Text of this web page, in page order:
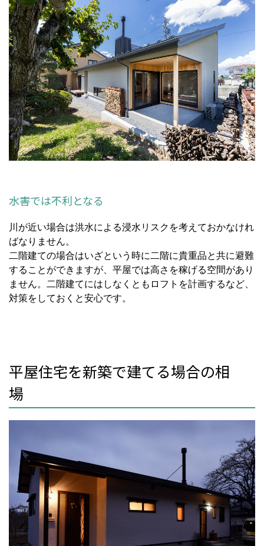
水害では不利となる
川が近い場合は洪水による浸水リスクを考えておかなけれ
ばなりません。
二階建ての場合はいざという時に二階に貴重品と共に避難
することができますが、平屋では高さを稼げる空間があり
ません。二階建てにはしなくともロフトを計画するなど、
対策をしておくと安心です。
平屋住宅を新築で建てる場合の相
場